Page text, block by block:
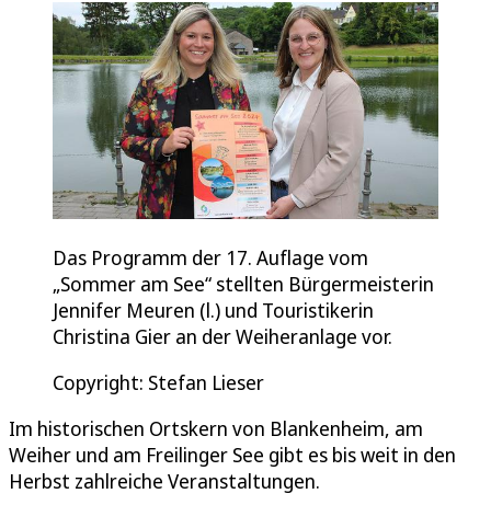
Das Programm der 17. Auflage vom
„Sommer am See“ stellten Bürgermeisterin
Jennifer Meuren (l.) und Touristikerin
Christina Gier an der Weiheranlage vor.
Copyright: Stefan Lieser
Im historischen Ortskern von Blankenheim, am
Weiher und am Freilinger See gibt es bis weit in den
Herbst zahlreiche Veranstaltungen.